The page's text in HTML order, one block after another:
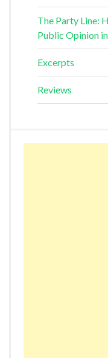
The Party Line:
Public Opinion
Excerpts
Reviews